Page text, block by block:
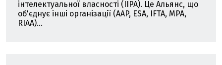
інтелектуальної власності (IIPA). Це Альянс, що
об'єднує інші організації (AAP, ESA, IFTA, MPA,
RIAA)...